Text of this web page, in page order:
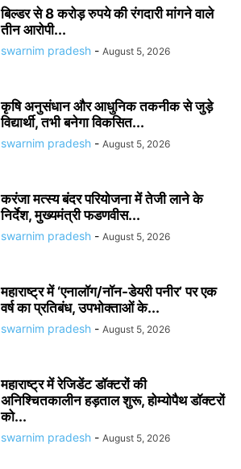
बिल्डर से 8 करोड़ रुपये की रंगदारी मांगने वाले
तीन आरोपी...
swarnim pradesh - August 5, 2026
कृषि अनुसंधान और आधुनिक तकनीक से जुड़े
विद्यार्थी, तभी बनेगा विकसित...
swarnim pradesh - August 5, 2026
करंजा मत्स्य बंदर परियोजना में तेजी लाने के
निर्देश, मुख्यमंत्री फडणवीस...
swarnim pradesh - August 5, 2026
महाराष्ट्र में ‘एनालॉग/नॉन-डेयरी पनीर’ पर एक
वर्ष का प्रतिबंध, उपभोक्ताओं के...
swarnim pradesh - August 5, 2026
महाराष्ट्र में रेजिडेंट डॉक्टरों की
अनिश्चितकालीन हड़ताल शुरू, होम्योपैथ डॉक्टरों
को...
swarnim pradesh - August 5, 2026